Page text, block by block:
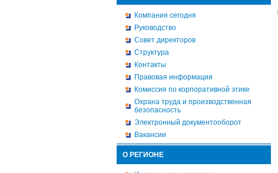
Компания сегодня
Руководство
Совет директоров
Структура
Контакты
Правовая информация
Комиссия по корпоративной этике
Охрана труда и производственная
безопасность
Электронный документооборот
Вакансии
О РЕГИОНЕ